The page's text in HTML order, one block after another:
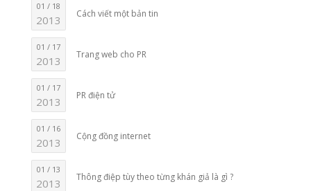
01 / 18
2013 Cách viết một bản tin
01 / 17
2013 Trang web cho PR
01 / 17
2013 PR điện tử
01 / 16
2013 Cộng đồng internet
01 / 13
2013 Thông điệp tùy theo từng khán giả là gì ?